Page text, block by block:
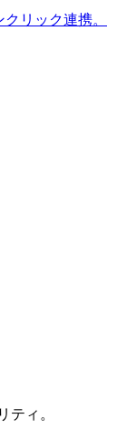
リック連携。
ティ。